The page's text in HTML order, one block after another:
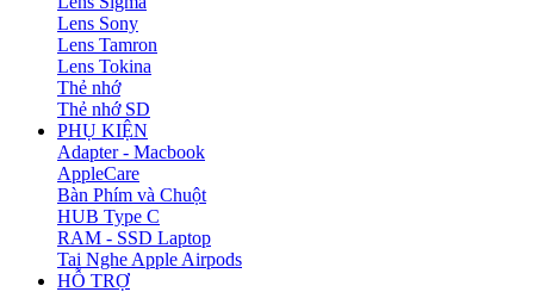
Lens Sony
Lens Tamron
Lens Tokina
Thẻ nhớ
Thẻ nhớ SD
PHỤ KIỆN
Adapter - Macbook
AppleCare
Bàn Phím và Chuột
HUB Type C
RAM - SSD Laptop
Tai Nghe Apple Airpods
HỖ TRỢ